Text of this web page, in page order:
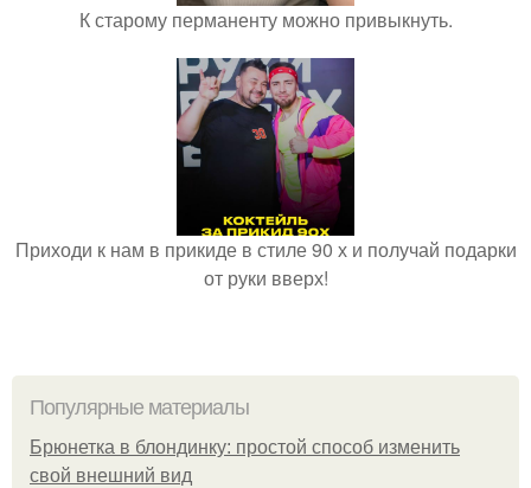
К старому перманенту можно привыкнуть.
Приходи к нам в прикиде в стиле 90 х и получай подарки
от руки вверх!
Популярные материалы
Брюнетка в блондинку: простой способ изменить
свой внешний вид